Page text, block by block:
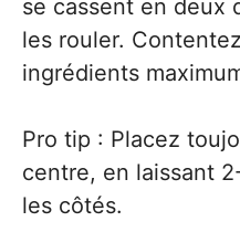
se cassent en deux
les rouler.
ingrédients
Pro tip : Placez
centre, en laissant
les côtés.